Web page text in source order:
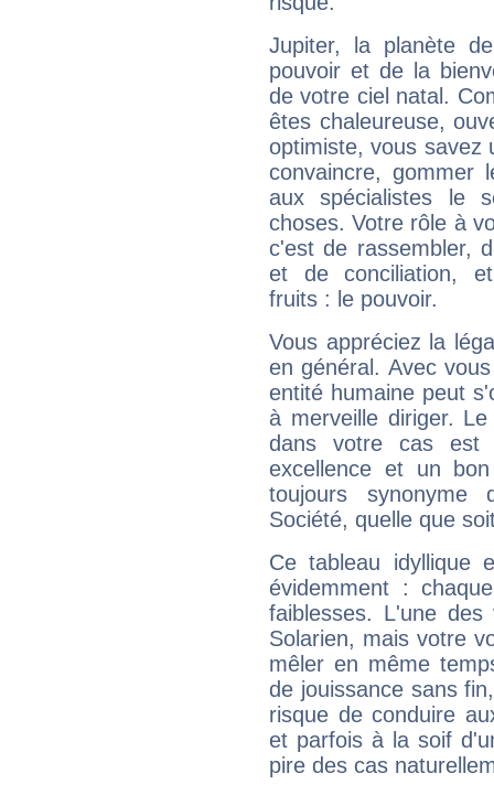
Jupiter, la planète
pouvoir et de la
de votre ciel natal.
êtes chaleureuse,
optimiste, vous savez
convaincre, gommer
aux spécialistes le
choses. Votre rôle à
c'est de rassembler,
et de conciliation,
fruits : le pouvoir.
Vous appréciez la
en général. Avec
entité humaine peut
à merveille diriger.
dans votre cas est
excellence et un
toujours synonyme
Société, quelle que
Ce tableau idyllique
évidemment :
faiblesses. L'une
Solarien, mais votre
mêler en même
de jouissance sans
risque de conduire
et parfois à la soif
pire des cas